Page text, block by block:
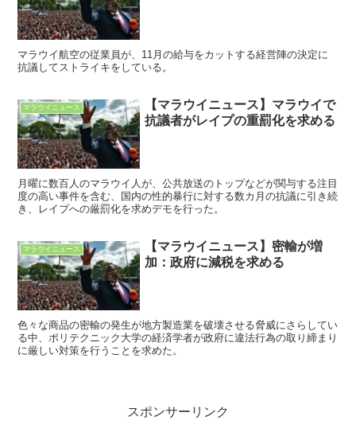
マラウイ航空の従業員が、11月の給与をカットする経営陣の決定に
抗議してストライキをしている。
マラウイニュース
【マラウイニュース】マラウイで
抗議者がレイプの重罰化を求める
月曜に数百人のマラウイ人が、公共放送のトップなどが関与する注目
度の高い事件を含む、国内の性的暴行に対する数カ月の抗議に引き続
き、レイプへの厳罰化を求めデモを行った。
マラウイニュース
【マラウイニュース】密輸が増
加：政府に減税を求める
色々な商品の密輸の発生が地方製造業を破壊させる脅威にさらしてい
る中、ポリテクニック大学の経済学者が政府に違法行為の取り締まり
に厳しい対策を行うことを求めた。
スポンサーリンク